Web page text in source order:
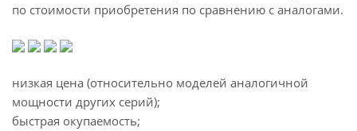
по стоимости приобретения по сравнению с аналогами.
низкая цена (относительно моделей аналогичной
мощности других серий);
быстрая окупаемость;